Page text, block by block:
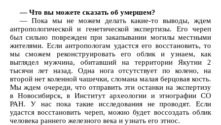
— Что вы можете сказать об умершем?
— Пока мы не можем делать какие-то выводы, ждем
антропологической и генетической экспертизы. Его череп
был сильно поврежден при закапывании могилы местными
жителями. Если антропологам удастся его восстановить, то
мы сможем реконструировать его облик и узнаем, как
выглядел мужчина, обитавший на территории Якутии 2
тысячи лет назад. Одна нога отсутствует по колено, на
второй нет коленной чашечки, сломана малая берцовая кость.
Мы ждем очереди, что отправить эти останки на экспертизу
в Новосибирск, в Институт археологии и этнографии СО
РАН. У нас пока такие исследования не проводят. Если
удастся восстановить череп, можно будет воссоздать облик
человека раннего железного века и узнать его этнос.